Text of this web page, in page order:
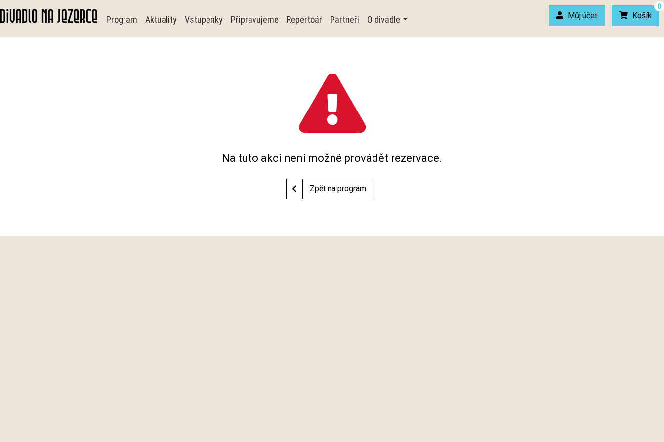
Program Aktuality Vstupenky Připravujeme Repertoár Partneři O divadle Můj účet Košík
0
Na tuto akci není možné provádět rezervace.
Zpět na program